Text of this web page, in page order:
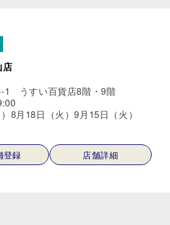
店
1 うすい百貨店8階・9階
8月18日（火）9月15日（火）
登録 店舗詳細